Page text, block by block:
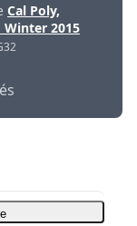
Cal Poly,
Winter 2015